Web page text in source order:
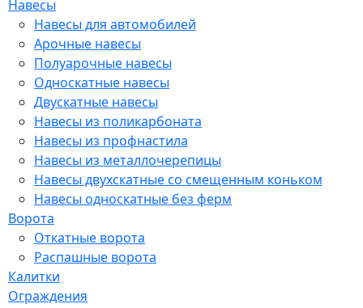
Навесы
Навесы для автомобилей
Арочные навесы
Полуарочные навесы
Односкатные навесы
Двускатные навесы
Навесы из поликарбоната
Навесы из профнастила
Навесы из металлочерепицы
Навесы двухскатные со смещенным коньком
Навесы односкатные без ферм
Ворота
Откатные ворота
Распашные ворота
Калитки
Ограждения